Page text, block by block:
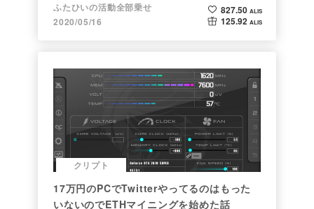
ふたひいの活動全部乗せ
2020/05/16
827.50 ALIS
125.92 ALIS
クリプト
17万円のPCでTwitterやってるのはもった
いないのでETHマイニングを始めた話